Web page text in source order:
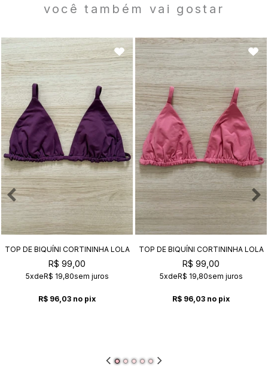
você também vai gostar
TOP DE BIQUÍNI CORTININHA LOLA
AMETISTA
R$ 99,00
5xdeR$ 19,80sem juros
R$ 96,03 no pix
TOP DE BIQUÍNI CORTININHA LOLA
CHICLETE
R$ 99,00
5xdeR$ 19,80sem juros
R$ 96,03 no pix